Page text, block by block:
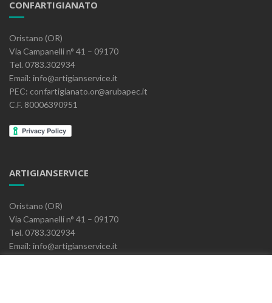
CONFARTIGIANATO
Oristano (OR)
Via Campanelli n° 41 – 09170
Tel. 0783.302934
Email: info@artigianservice.it
PEC: confartigianato.or@arubapec.it
C.F. 80006390951
ARTIGIANSERVICE
Oristano (OR)
Via Campanelli n° 41 – 09170
Tel. 0783.302934
Email: info@artigianservice.it